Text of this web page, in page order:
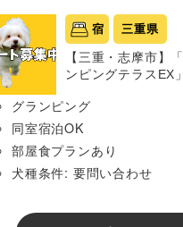
宿 三重県
【三重・志摩市】
ンピングテラスEX」
グランピング
同室宿泊OK
部屋食プランあり
犬種条件: 要問い合わせ